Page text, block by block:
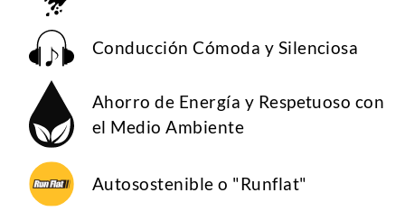
Conducción Cómoda y Silenciosa
Ahorro de Energía y Respetuoso con
el Medio Ambiente
Autosostenible o "Runflat"